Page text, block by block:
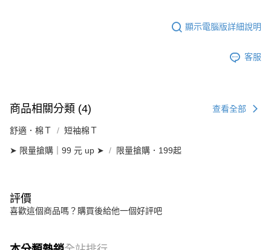
顯示電腦版詳細說明
客服
商品相關分類 (4) 查看全部
舒適．棉Ｔ 短袖棉Ｔ
➤ 限量搶購｜99 元 up ➤ 限量搶購．199起
評價
喜歡這個商品嗎？購買後給他一個好評吧